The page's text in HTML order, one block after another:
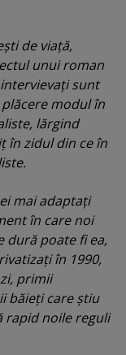
de viaţă,
unui roman
sunt
modul în
lărgind
în zidul din ce în
mai adaptaţi
în care noi
dură poate fi ea,
în 1990,
primii
băieţi care ştiu
rapid noile reguli